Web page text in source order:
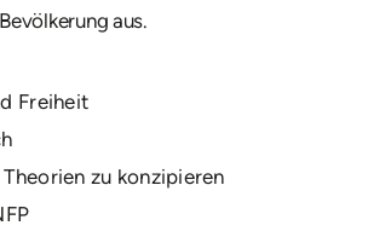
aus.
Freiheit
zu konzipieren